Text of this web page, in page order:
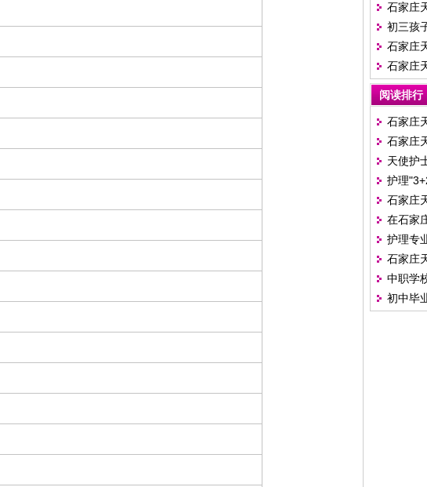
些途径
石家庄
初三孩
学起来
石家庄
答
石家庄
同?
阅读排行
石家庄
碑怎么
石家庄
同?
天使护
扎针吗?
护理
好?
石家庄
的物品
在石家
怎么考
护理专
石家庄
吗?
中职学
择呢？
初中毕